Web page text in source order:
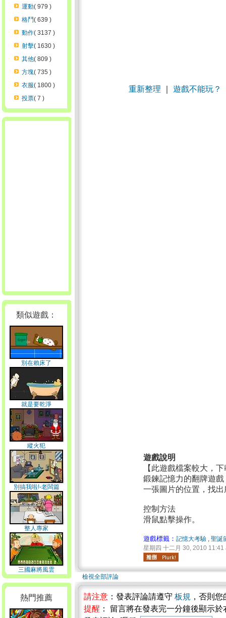
運動( 979 )
格鬥( 639 )
動作( 3137 )
射擊( 1630 )
其他( 809 )
方塊( 735 )
衣服( 1800 )
投票( 7 )
類似遊戲：
別在賴床了
就是要乾淨
縱火犯
別搞我啦!-老闆篇
整人專家
三國麻將風雲
熱門推薦
重新整理 遊戲不能玩？
遊戲說明
【此遊戲檔案較大，
鍛鍊記憶力的翻牌遊
一張圖片的位置，找
控制方法
滑鼠點擊操作。
遊戲標籤： 記憶大考驗 , 聖誕
星期四 十二月 30, 2010 11:41
檢視全部評論
請注意 ：發表評論請遵守 板規 ，否則
提醒 ： 留言將在發表完一分鐘後顯示